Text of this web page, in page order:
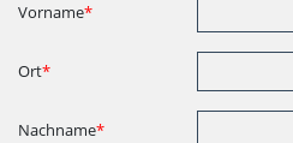
Vorname*
Ort*
Nachname*